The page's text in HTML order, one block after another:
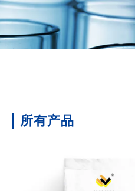
所有产品